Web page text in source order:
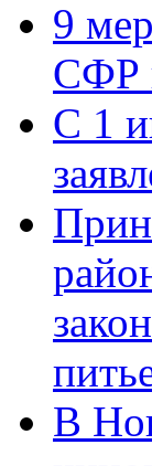
9
СФР
С 1
В